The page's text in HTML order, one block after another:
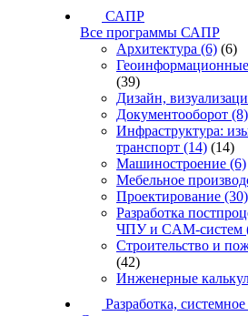
САПР
Все программы САПР
Архитектура (6) (6)
(39)
Дизайн,
Документооборот (8)
Инфраструктура:
транспорт (14) (14)
Машиностроение (6)
Мебельное
Проектирование (30)
Разработка
ЧПУ и CAM-систем
Строительство и
(42)
Инженерные
Разработка,